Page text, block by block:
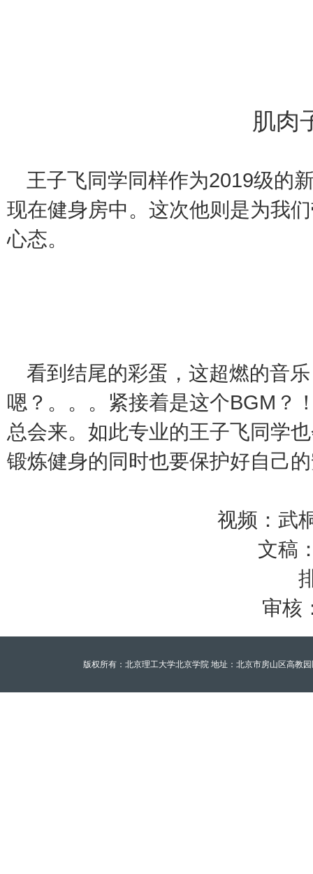
肌肉
王子飞同学同样作为2019级的
现在健身房中。这次他则是为我
心态。
看到结尾的彩蛋，这超燃的音
嗯？。。。紧接着是这个BGM ？
总会来。如此专业的王子飞同学
锻炼健身的同时也要保护好自己
视频：武
文稿
审核
版权所有：北京理工大学北京学院 地址：北京市房山区高教园